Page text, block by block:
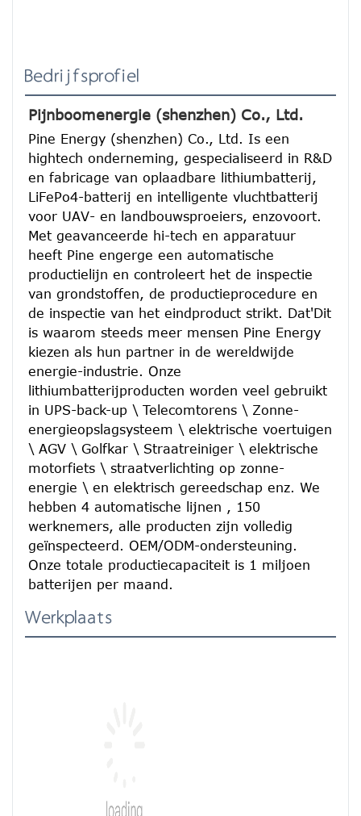
Bedrijfsprofiel
Pijnboomenergie (shenzhen) Co., Ltd.
Pine Energy (shenzhen) Co., Ltd. Is een
hightech onderneming, gespecialiseerd in R&D
en fabricage van oplaadbare lithiumbatterij,
LiFePo4-batterij en intelligente vluchtbatterij
voor UAV- en landbouwsproeiers, enzovoort.
Met geavanceerde hi-tech en apparatuur
heeft Pine engerge een automatische
productielijn en controleert het de inspectie
van grondstoffen, de productieprocedure en
de inspectie van het eindproduct strikt. Dat'Dit
is waarom steeds meer mensen Pine Energy
kiezen als hun partner in de wereldwijde
energie-industrie. Onze
lithiumbatterijproducten worden veel gebruikt
in UPS-back-up \ Telecomtorens \ Zonne-
energieopslagsysteem \ elektrische voertuigen
\ AGV \ Golfkar \ Straatreiniger \ elektrische
motorfiets \ straatverlichting op zonne-
energie \ en elektrisch gereedschap enz. We
hebben 4 automatische lijnen , 150
werknemers, alle producten zijn volledig
geïnspecteerd. OEM/ODM-ondersteuning.
Onze totale productiecapaciteit is 1 miljoen
batterijen per maand.
Werkplaats